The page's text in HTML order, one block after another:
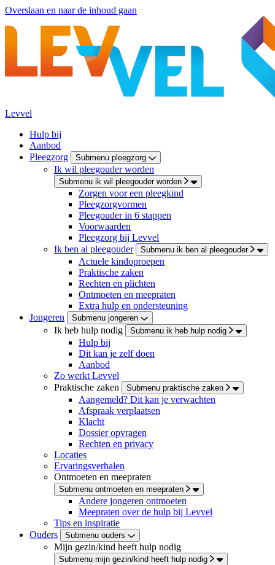
Overslaan en naar de inhoud gaan
Levvel
Hulp bij
Aanbod
Pleegzorg
Submenu pleegzorg
Ik wil pleegouder worden
Submenu ik wil pleegouder worden
Zorgen voor een pleegkind
Pleegzorgvormen
Pleegouder in 6 stappen
Voorwaarden
Pleegzorg bij Levvel
Ik ben al pleegouder
Submenu ik ben al pleegouder
Actuele kindoproepen
Praktische zaken
Rechten en plichten
Ontmoeten en meepraten
Extra hulp en ondersteuning
Jongeren
Submenu jongeren
Ik heb hulp nodig Submenu ik heb hulp nodig
Hulp bij
Dit kan je zelf doen
Aanbod
Zo werkt Levvel
Praktische zaken
Submenu praktische zaken
Aangemeld? Dit kan je verwachten
Afspraak verplaatsen
Klacht
Dossier opvragen
Rechten en privacy
Locaties
Ervaringsverhalen
Ontmoeten en meepraten
Submenu ontmoeten en meepraten
Andere jongeren ontmoeten
Meepraten over de hulp bij Levvel
Tips en inspiratie
Ouders
Submenu ouders
Mijn gezin/kind heeft hulp nodig
Submenu mijn gezin/kind heeft hulp nodig